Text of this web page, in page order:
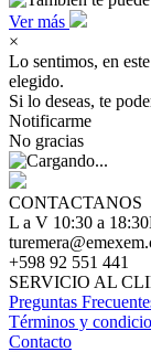
Ver más
×
Lo sentimos, en
elegido.
Si lo deseas, te
Notificarme
No gracias
CONTACTANOS
L a V 10:30 a
+598 92 551 441
SERVICIO AL
Preguntas
Términos y
Contacto